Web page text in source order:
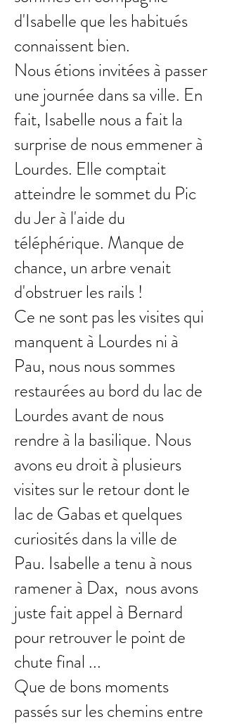
d'Isabelle que les habitués
connaissent bien.
Nous étions invitées à passer
une journée dans sa ville. En
fait, Isabelle nous a fait la
surprise de nous emmener à
Lourdes. Elle comptait
atteindre le sommet du Pic
du Jer à l'aide du
téléphérique. Manque de
chance, un arbre venait
d'obstruer les rails !
Ce ne sont pas les visites qui
manquent à Lourdes ni à
Pau, nous nous sommes
restaurées au bord du lac de
Lourdes avant de nous
rendre à la basilique. Nous
avons eu droit à plusieurs
visites sur le retour dont le
lac de Gabas et quelques
curiosités dans la ville de
Pau. Isabelle a tenu à nous
ramener à Dax, nous avons
juste fait appel à Bernard
pour retrouver le point de
chute final ...
Que de bons moments
passés sur les chemins entre